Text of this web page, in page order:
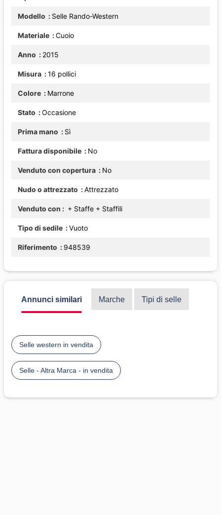
Modello Selle Rando-Western
Materiale Cuoio
Anno 2015
Misura 16 pollici
Colore Marrone
Stato Occasione
Prima mano Sì
Fattura disponibile No
Venduto con copertura No
Nudo o attrezzato Attrezzato
Venduto con + Staffe + Staffili
Tipo di sedile Vuoto
Riferimento 948539
Annunci similari Marche Tipi di selle
Selle western in vendita
Selle - Altra Marca - in vendita